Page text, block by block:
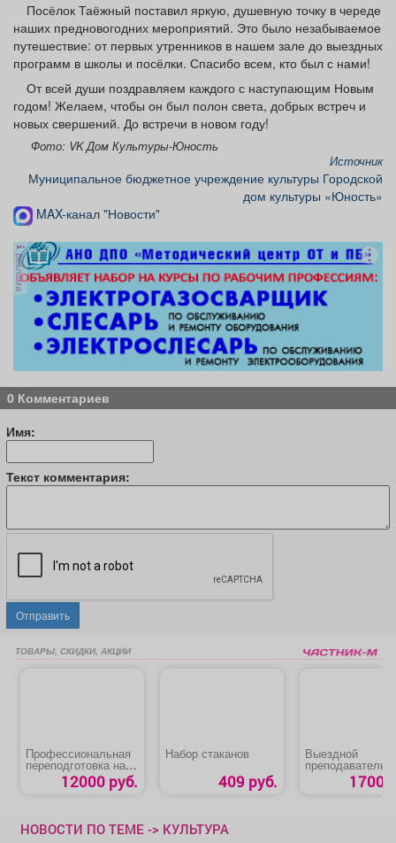
ТВ программа Я - пенсионер
Посёлок Таёжный поставил яркую, душевную точку в череде
наших предновогодних мероприятий. Это было незабываемое
путешествие: от первых утренников в нашем зале до выездных
программ в школы и посёлки. Спасибо всем, кто был с нами!
От всей души поздравляем каждого с наступающим Новым
годом! Желаем, чтобы он был полон света, добрых встреч и
новых свершений. До встречи в новом году!
Фото: VK Дом Культуры-Юность
Источник
Муниципальное бюджетное учреждение культуры Городской
дом культуры «Юность»
MAX-канал "Новости"
реклама
0 Комментариев
Имя:
Текст комментария:
Отправить
ТОВАРЫ, СКИДКИ, АКЦИИ
Профессиональная
переподготовка на
специалиста по
охране труда
Охрана труда»
12000 руб.
Набор стаканов
409 руб.
Выездной
преподаватель
охране труда
1700
НОВОСТИ ПО ТЕМЕ -> КУЛЬТУРА